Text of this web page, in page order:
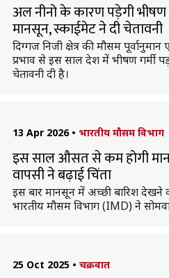
अल नीनो के कारण पड़ेगी भीषण
मानसून, स्काईमेट ने दी चेतावनी
दिग्गज निजी क्षेत्र की मौसम
प्रभाव से इस साल देश में भीषण गर्मी
चेतावनी दी है।
13 Apr 2026 • भारतीय मौसम विभाग
इस साल औसत से कम होगी
वापसी ने बढ़ाई चिंता
इस बार मानसून में अच्छी बारिश देखने
भारतीय मौसम विभाग (IMD) ने
25 Oct 2025 • चक्रवात